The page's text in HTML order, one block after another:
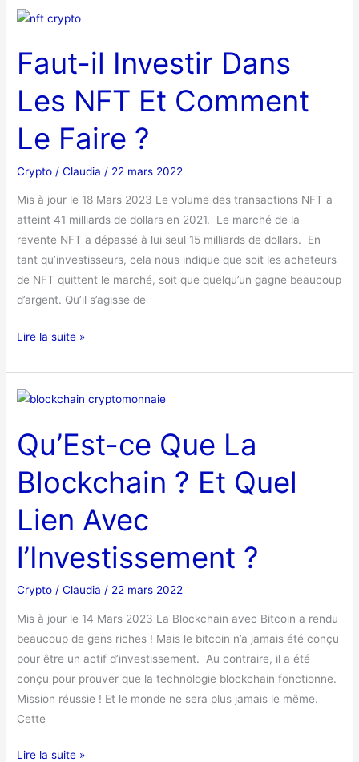
Faut-il Investir Dans
Les NFT Et Comment
Le Faire ?
Crypto /Claudia / 22 mars 2022
Mis à jour le 18 Mars 2023 Le volume des transactions NFT a
atteint 41 milliards de dollars en 2021. Le marché de la
revente NFT a dépassé à lui seul 15 milliards de dollars. En
tant qu’investisseurs, cela nous indique que soit les acheteurs
de NFT quittent le marché, soit que quelqu’un gagne beaucoup
d’argent. Qu’il s’agisse de
Faut-
Investir
Dans
Le
Faire
?
Lire la suite »
Qu’Est-ce Que La
Blockchain ? Et Quel
Lien Avec
l’Investissement ?
Crypto /Claudia/ 22 mars 2022
Mis à jour le 14 Mars 2023 La Blockchain avec Bitcoin a rendu
beaucoup de gens riches ! Mais le bitcoin n’a jamais été conçu
pour être un actif d’investissement. Au contraire, il a été
conçu pour prouver que la technologie blockchain fonctionne.
Mission réussie ! Et le monde ne sera plus jamais le même.
Cette
Qu’Est-
Que
La
Blockchain
Lien
l’Investissement
?
Lire la suite »